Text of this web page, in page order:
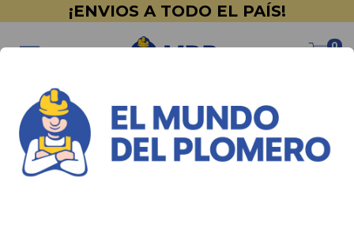
¡ENVIOS A TODO EL PAÍS!
0
Inicio > PINTURERÍA > Alba > Latex > Pieltas